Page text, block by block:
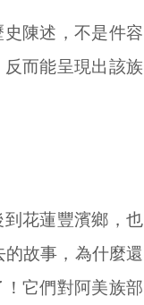
陳述，不是件容
而能呈現出該族
花蓮豐濱鄉，也
故事，為什麼還
它們對阿美族部